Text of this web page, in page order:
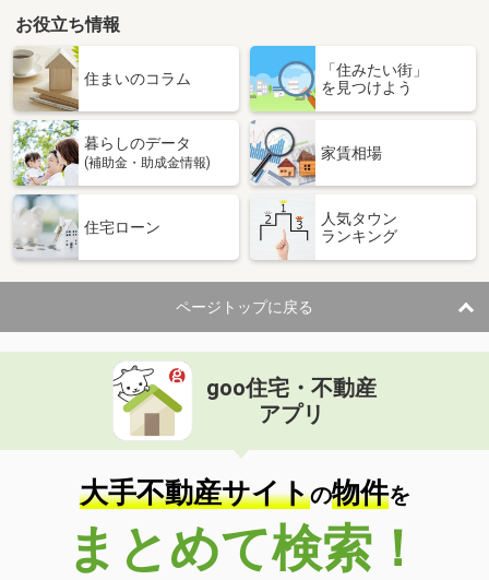
秋田県秋田市外旭川字八幡田
6.70万円
住 所
秋田県秋田市外旭川字八幡田
専有面積
52.62m²
間取り
2LDK
秋田県秋田市川元小川町
価 格
6.40万円
住 所
秋田県秋田市川元小川町
専有面積 59.77m²
秋田県秋田市新屋前野町
価 格
住 所
秋田県秋田市新屋前野町
間取り
2DK
秋田県秋田市新屋前野町
お役立ち情報
住まいのコラム
「住みたい街」
を見つけよう
暮らしのデータ
(補助金・助成金情報)
家賃相場
住宅ローン
人気タウン
ランキング
ページトップに戻る
goo住宅・不動産
アプリ
大手不動産サイトの物件を
まとめて検索！